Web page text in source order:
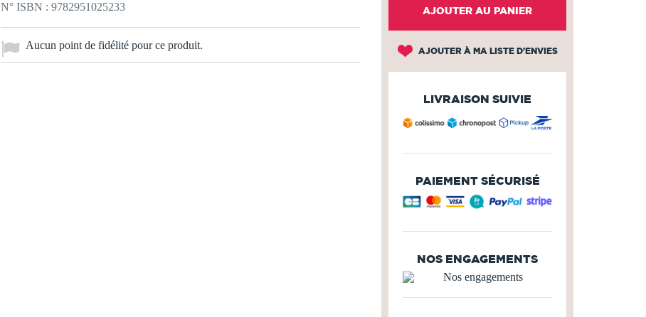
N° ISBN : 9782951025233
Aucun point de fidélité pour ce produit.
AJOUTER AU PANIER
AJOUTER À MA LISTE D'ENVIES
LIVRAISON SUIVIE
PAIEMENT SÉCURISÉ
NOS ENGAGEMENTS